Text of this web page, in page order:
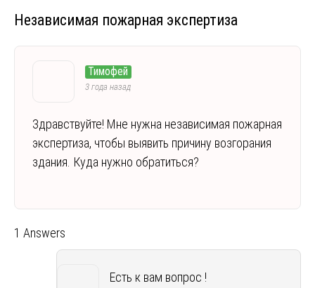
Независимая пожарная экспертиза
Тимофей
3 года назад
Здравствуйте! Мне нужна независимая пожарная
экспертиза, чтобы выявить причину возгорания
здания. Куда нужно обратиться?
1 Answers
Есть к вам вопрос !